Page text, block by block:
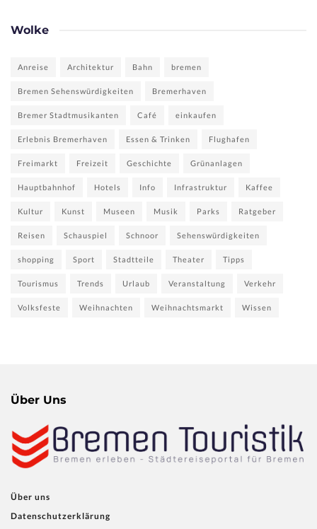
Wolke
Anreise Architektur Bahn bremen
Bremen Sehenswürdigkeiten Bremerhaven
Bremer Stadtmusikanten Café einkaufen
Erlebnis Bremerhaven Essen & Trinken Flughafen
Freimarkt Freizeit Geschichte Grünanlagen
Hauptbahnhof Hotels Info Infrastruktur Kaffee
Kultur Kunst Museen Musik Parks Ratgeber
Reisen Schauspiel Schnoor Sehenswürdigkeiten
shopping Sport Stadtteile Theater Tipps
Tourismus Trends Urlaub Veranstaltung Verkehr
Volksfeste Weihnachten Weihnachtsmarkt Wissen
Über Uns
Über uns
Datenschutzerklärung